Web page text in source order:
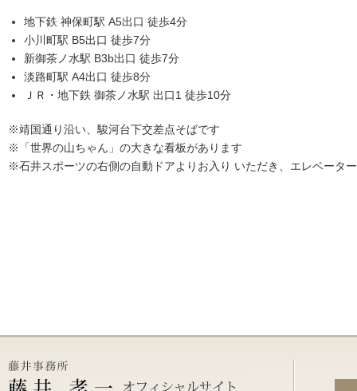
地下鉄 神保町駅 A5出口 徒歩4分
小川町駅 B5出口 徒歩7分
新御茶ノ水駅 B3b出口 徒歩7分
淡路町駅 A4出口 徒歩8分
ＪＲ・地下鉄 御茶ノ水駅 出口1 徒歩10分
※靖国通り沿い、駿河台下交差点そばです
※「世界の山ちゃん」の大きな看板があります
※石井スポーツの右側の自動ドアよりお入り いただき、エレベータ